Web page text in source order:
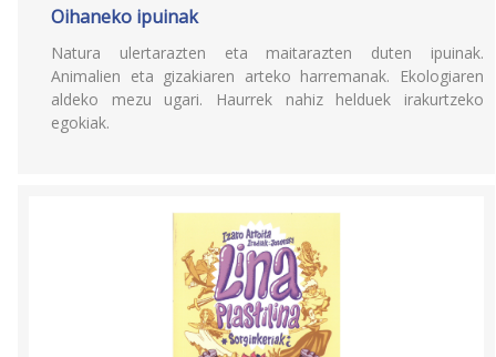
Oihaneko ipuinak
Natura ulertarazten eta maitarazten duten ipuinak.
Animalien eta gizakiaren arteko harremanak. Ekologiaren
aldeko mezu ugari. Haurrek nahiz helduek irakurtzeko
egokiak.